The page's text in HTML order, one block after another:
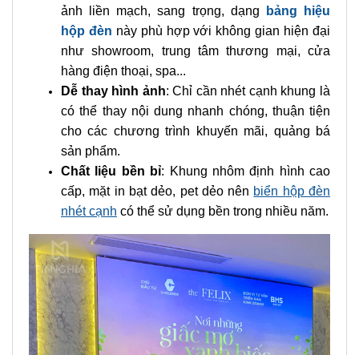
Hộp đèn không viền nhét cạnh bằng PET dẻo may
ron nhựa
Đặc điểm nổi bật của hộp đèn nhét cạnh không
viền
Thiết kế không viền: Mang lại cảm giác hình
ảnh liền mạch, sang trọng, dạngbảng hiệu
hộp đèn
này phù hợp với không gian hiện đại
như showroom, trung tâm thương mại, cửa